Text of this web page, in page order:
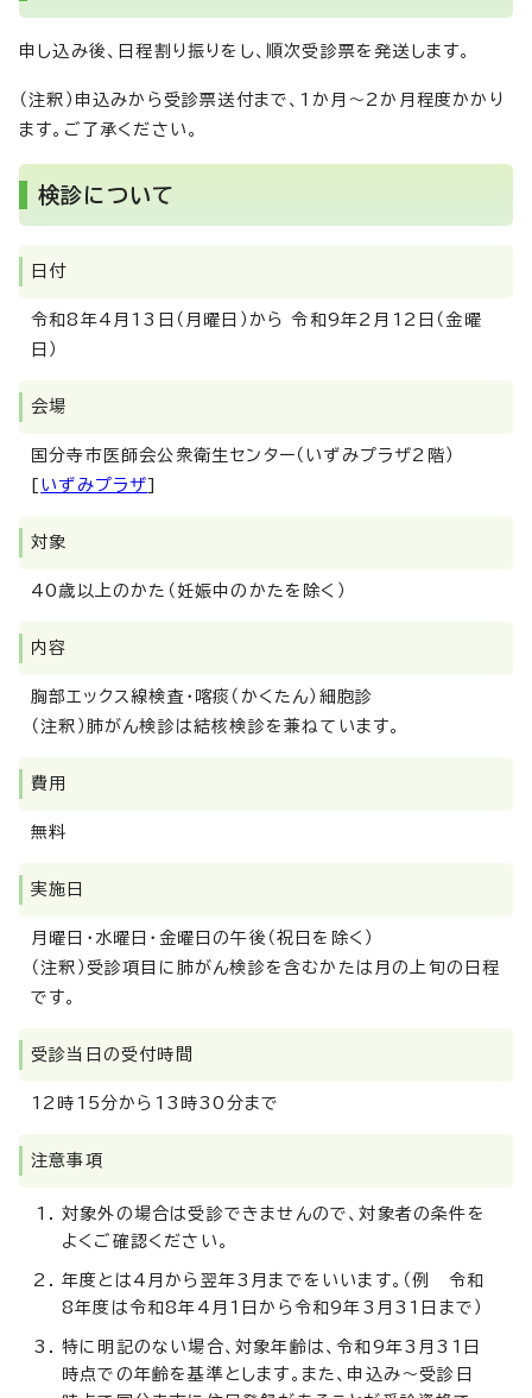
申し込み後、日程割り振りをし、順次受診票を発送します。
（注釈）申込みから受診票送付まで、1か月～2か月程度かかり
ます。ご了承ください。
検診について
日付
令和8年4月13日（月曜日）から 令和9年2月12日（金曜
日）
会場
国分寺市医師会公衆衛生センター（いずみプラザ2階）
[ いずみプラザ]
対象
40歳以上のかた（妊娠中のかたを除く）
内容
胸部エックス線検査・喀痰（かくたん）細胞診
（注釈）肺がん検診は結核検診を兼ねています。
費用
無料
実施日
月曜日・水曜日・金曜日の午後（祝日を除く）
（注釈）受診項目に肺がん検診を含むかたは月の上旬の日程
です。
受診当日の受付時間
12時15分から13時30分まで
注意事項
対象外の場合は受診できませんので、対象者の条件を
よくご確認ください。
年度とは4月から翌年3月までをいいます。（例 令和
8年度は令和8年4月1日から令和9年3月31日まで）
特に明記のない場合、対象年齢は、令和9年3月31日
時点での年齢を基準とします。また、申込み～受診日